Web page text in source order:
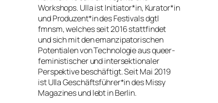
Workshops. Ulla ist Initiator*in, Kurator*in
und Produzent*in des Festivals dgtl
fmnsm, welches seit 2016 stattfindet
und sich mit den emanzipatorischen
Potentialen von Technologie aus queer-
feministischer und intersektionaler
Perspektive beschäftigt. Seit Mai 2019
ist Ulla Geschäftsführer*in des Missy
Magazines und lebt in Berlin.